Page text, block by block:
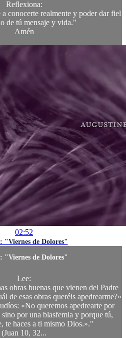
Reflexiona:
a conocerte realmente y poder dar fiel
de tú mensaje y vida."
Amén
02:52
"Viernes de Dolores"
"Viernes de Dolores"
Lee:
obras buenas que vienen del Padre
de esas obras queréis apedrearme?»
«No queremos apedrearte por
por una blasfemia y porque tú,
te haces a ti mismo Dios.»."
(Juan 10, 32...